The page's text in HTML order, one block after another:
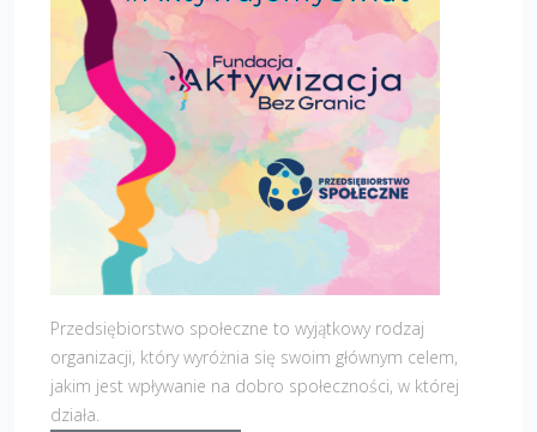
Przedsiębiorstwo społeczne to wyjątkowy rodzaj
organizacji, który wyróżnia się swoim głównym celem,
jakim jest wpływanie na dobro społeczności, w której
działa.